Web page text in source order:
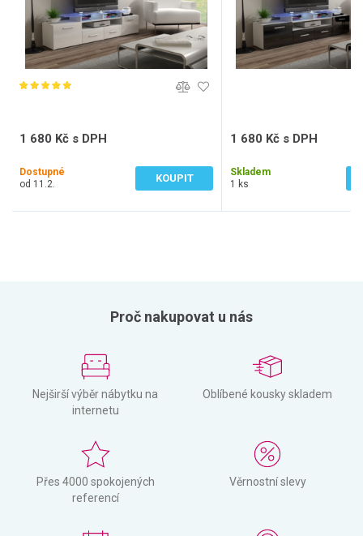
1 680 Kč s DPH
Dostupné
od 11.2.
KOUPIT
1 680 Kč s DPH
Skladem
1 ks
Proč nakupovat u nás
Nejširší výběr nábytku na
internetu
Oblíbené kousky skladem
Přes 4000 spokojených
referencí
Věrnostní slevy